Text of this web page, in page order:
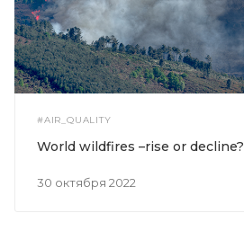
#AIR_QUALITY
30 октября 2022
World wildfires –rise or decline?